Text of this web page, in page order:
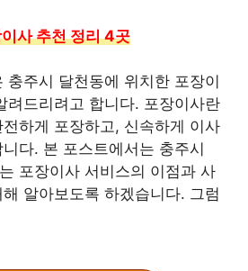
사 추천 정리 4곳
충주시 달천동에 위치한 포장이
려드리려고 합니다. 포장이사란
하게 포장하고, 신속하게 이사
다. 본 포스트에서는 충주시
포장이사 서비스의 이점과 사
알아보도록 하겠습니다. 그럼